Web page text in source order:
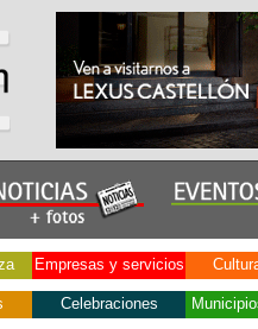
Empresas y servicios
Celebraciones